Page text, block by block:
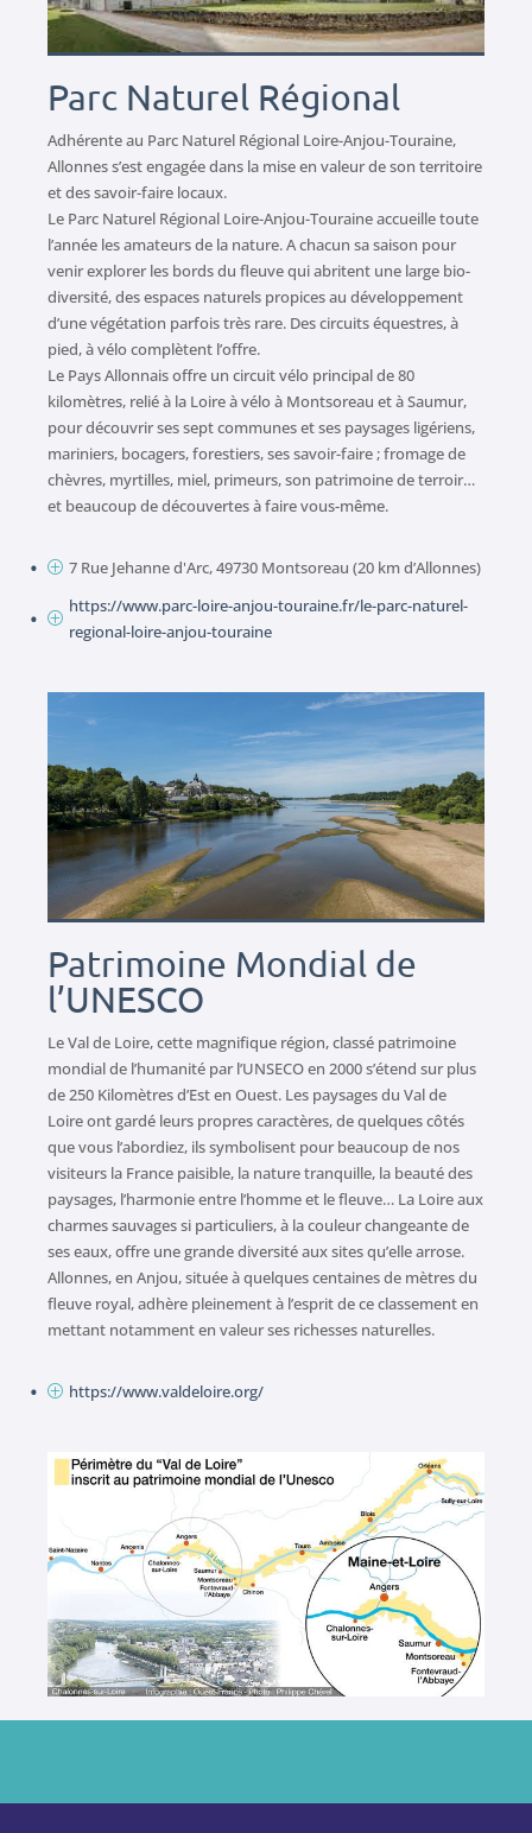
Parc Naturel Régional
Adhérente au Parc Naturel Régional Loire-Anjou-Touraine,
Allonnes s’est engagée dans la mise en valeur de son territoire
et des savoir-faire locaux.
Le Parc Naturel Régional Loire-Anjou-Touraine accueille toute
l’année les amateurs de la nature. A chacun sa saison pour
venir explorer les bords du fleuve qui abritent une large bio-
diversité, des espaces naturels propices au développement
d’une végétation parfois très rare. Des circuits équestres, à
pied, à vélo complètent l’offre.
Le Pays Allonnais offre un circuit vélo principal de 80
kilomètres, relié à la Loire à vélo à Montsoreau et à Saumur,
pour découvrir ses sept communes et ses paysages ligériens,
mariniers, bocagers, forestiers, ses savoir-faire ; fromage de
chèvres, myrtilles, miel, primeurs, son patrimoine de terroir…
et beaucoup de découvertes à faire vous-même.
P 7 Rue Jehanne d'Arc, 49730 Montsoreau (20 km d’Allonnes)
P
https://www.parc-loire-anjou-touraine.fr/le-parc-naturel-
regional-loire-anjou-touraine
Patrimoine Mondial de
l’UNESCO
Le Val de Loire, cette magnifique région, classé patrimoine
mondial de l’humanité par l’UNSECO en 2000 s’étend sur plus
de 250 Kilomètres d’Est en Ouest. Les paysages du Val de
Loire ont gardé leurs propres caractères, de quelques côtés
que vous l’abordiez, ils symbolisent pour beaucoup de nos
visiteurs la France paisible, la nature tranquille, la beauté des
paysages, l’harmonie entre l’homme et le fleuve… La Loire aux
charmes sauvages si particuliers, à la couleur changeante de
ses eaux, offre une grande diversité aux sites qu’elle arrose.
Allonnes, en Anjou, située à quelques centaines de mètres du
fleuve royal, adhère pleinement à l’esprit de ce classement en
mettant notamment en valeur ses richesses naturelles.
P https://www.valdeloire.org/